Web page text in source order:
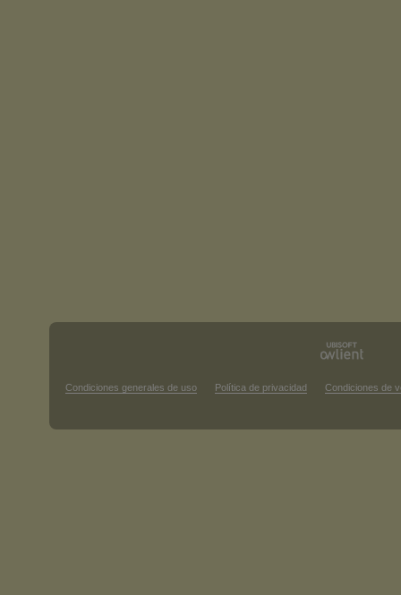
Condiciones generales de uso Política de privacidad Condiciones de